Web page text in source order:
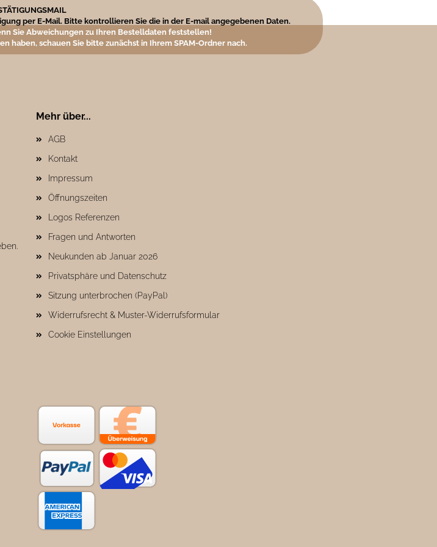
per E-Mail. Bitte kontrollieren Sie die in der E-mail angegebenen Daten.
Sie Abweichungen zu Ihren Bestelldaten feststellen!
haben, schauen Sie bitte zunächst in Ihrem SPAM-Ordner nach.
Mehr über...
AGB
Kontakt
Impressum
Öffnungszeiten
Logos Referenzen
Fragen und Antworten
Neukunden ab Januar 2026
Privatsphäre und Datenschutz
Sitzung unterbrochen (PayPal)
Widerrufsrecht & Muster-Widerrufsformular
Cookie Einstellungen